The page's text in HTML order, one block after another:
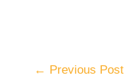
← Previous Post